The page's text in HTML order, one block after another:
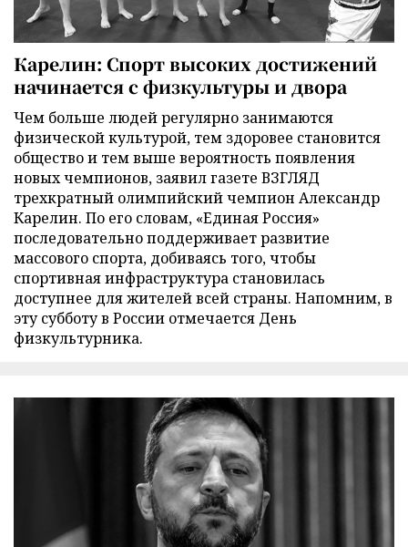
Карелин: Спорт высоких достижений
начинается с физкультуры и двора
Чем больше людей регулярно занимаются
физической культурой, тем здоровее становится
общество и тем выше вероятность появления
новых чемпионов, заявил газете ВЗГЛЯД
трехкратный олимпийский чемпион Александр
Карелин. По его словам, «Единая Россия»
последовательно поддерживает развитие
массового спорта, добиваясь того, чтобы
спортивная инфраструктура становилась
доступнее для жителей всей страны. Напомним, в
эту субботу в России отмечается День
физкультурника.